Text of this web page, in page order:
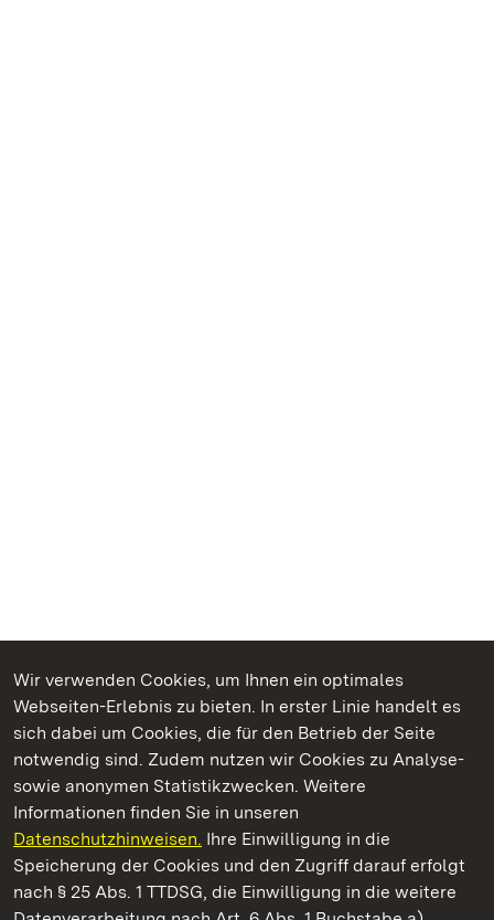
Wir verwenden Cookies, um Ihnen ein optimales
Webseiten-Erlebnis zu bieten. In erster Linie handelt es
sich dabei um Cookies, die für den Betrieb der Seite
notwendig sind. Zudem nutzen wir Cookies zu Analyse-
sowie anonymen Statistikzwecken. Weitere
Informationen finden Sie in unseren
Datenschutzhinweisen. Ihre Einwilligung in die
Speicherung der Cookies und den Zugriff darauf erfolgt
nach § 25 Abs. 1 TTDSG, die Einwilligung in die weitere
Kommen. Staunen. Genießen.
Residenzschloss Ludwigsburg
Staatliche Schlösser und Gärten Baden-Württemberg